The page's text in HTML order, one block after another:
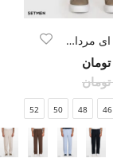
شلوار پارچه ای مردانه واید
46
48
50
52